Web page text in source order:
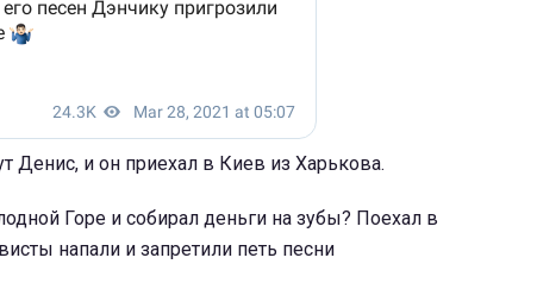
Денис, и он приехал в Киев из Харькова.
Горе и собирал деньги на зубы? Поехал в
напали и запретили петь песни